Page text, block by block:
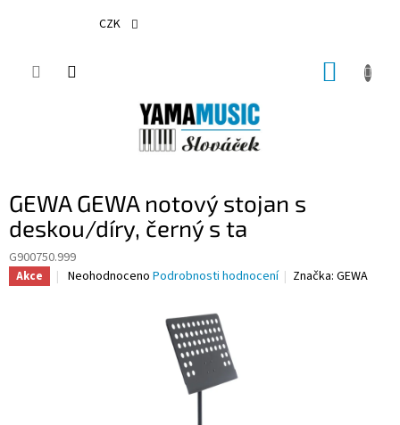
CZK
GEWA GEWA notový stojan s
deskou/díry, černý s ta
G900750.999
Akce
Průměrné
Neohodnoceno Podrobnosti hodnocení Značka:GEWA